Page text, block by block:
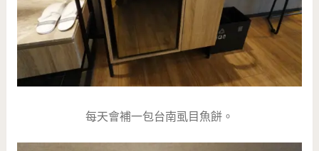
每天會補一包台南虱目魚餅。